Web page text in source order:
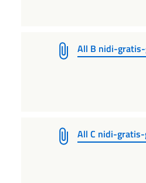
All B nidi-
All C nidi-